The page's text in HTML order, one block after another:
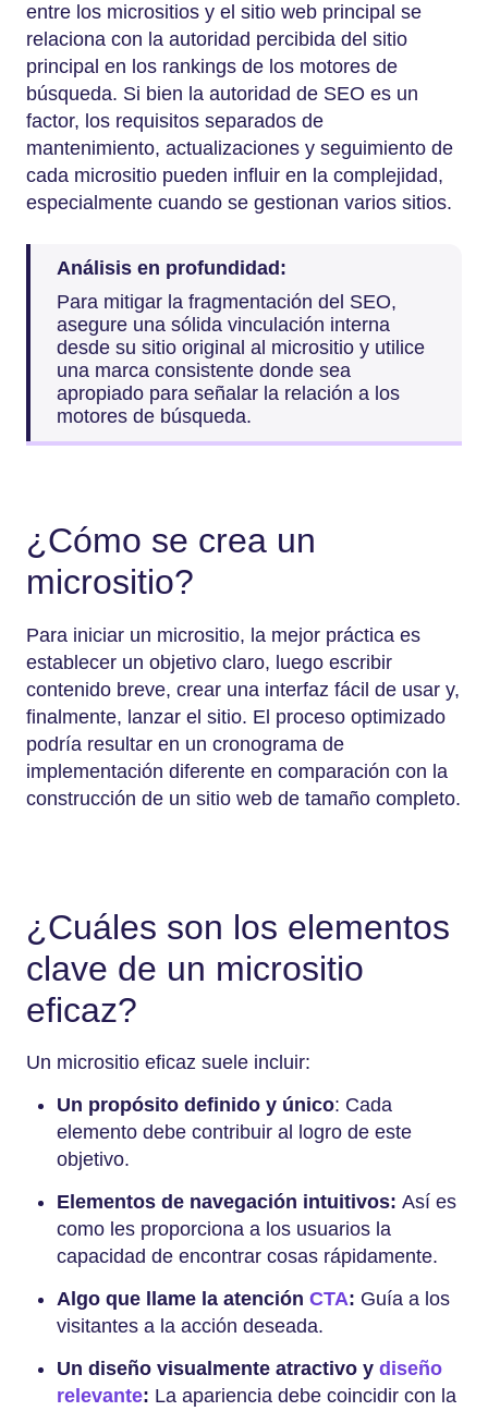
entre los micrositios y el sitio web principal se
relaciona con la autoridad percibida del sitio
principal en los rankings de los motores de
búsqueda. Si bien la autoridad de SEO es un
factor, los requisitos separados de
mantenimiento, actualizaciones y seguimiento de
cada micrositio pueden influir en la complejidad,
especialmente cuando se gestionan varios sitios.
Análisis en profundidad:
Para mitigar la fragmentación del SEO,
asegure una sólida vinculación interna
desde su sitio original al micrositio y utilice
una marca consistente donde sea
apropiado para señalar la relación a los
motores de búsqueda.
¿Cómo se crea un
micrositio?
Para iniciar un micrositio, la mejor práctica es
establecer un objetivo claro, luego escribir
contenido breve, crear una interfaz fácil de usar y,
finalmente, lanzar el sitio. El proceso optimizado
podría resultar en un cronograma de
implementación diferente en comparación con la
construcción de un sitio web de tamaño completo.
¿Cuáles son los elementos
clave de un micrositio
eficaz?
Un micrositio eficaz suele incluir:
Un propósito definido y único: Cada
elemento debe contribuir al logro de este
objetivo.
Elementos de navegación intuitivos: Así es
como les proporciona a los usuarios la
capacidad de encontrar cosas rápidamente.
Algo que llame la atención CTA: Guía a los
visitantes a la acción deseada.
Un diseño visualmente atractivo y diseño
relevante: La apariencia debe coincidir con la